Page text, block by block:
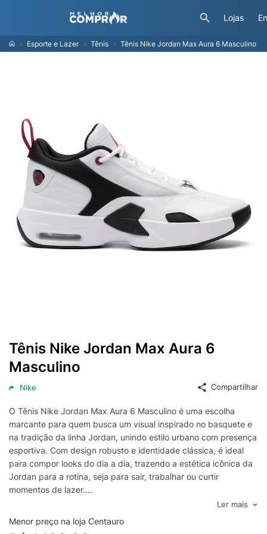
Lojas
Esporte e Lazer Tênis Tênis Nike Jordan Max Aura 6 Masculino
Tênis Nike Jordan Max Aura 6
Masculino
Nike Compartilhar
O Tênis Nike Jordan Max Aura 6 Masculino é uma escolha
marcante para quem busca um visual inspirado no basquete e
na tradição da linha Jordan, unindo estilo urbano com presença
esportiva. Com design robusto e identidade clássica, é ideal
para compor looks do dia a dia, trazendo a estética icônica da
Jordan para a rotina, seja para sair, trabalhar ou curtir
momentos de lazer.
Projetado para oferecer conforto em uso prolongado, o Nike
Jordan Max Aura 6 conta com construção pensada para
suporte e estabilidade, favorecendo uma pisada mais segura e
Ler mais
Menor preço na loja Centauro